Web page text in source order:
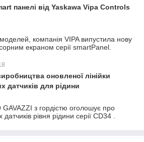
панелі від Yaskawa Vipa Controls
компанія VIPA випустила нову
екраном серії smartPanel.
оновленої лінійки
датчиків для рідини
GAVAZZI з гордістю оголошує про
рівня рідини серії CD34 .